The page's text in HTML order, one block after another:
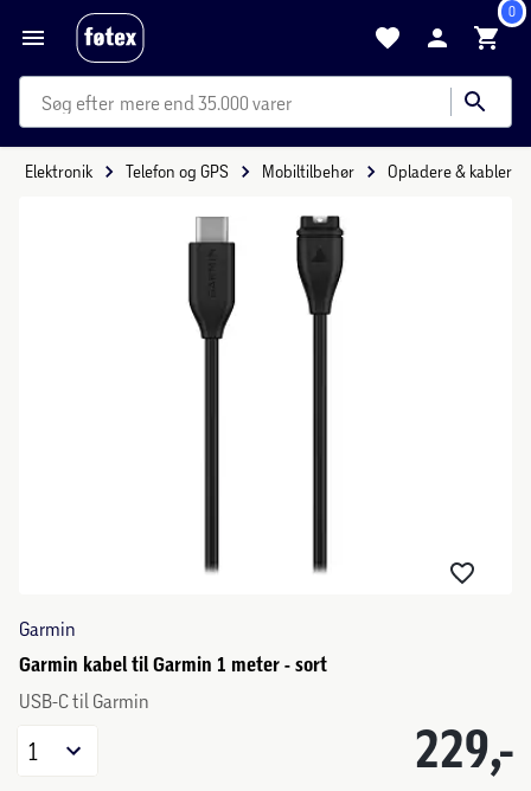
0
mere end 35.000 varer
Elektronik Telefon og GPS Mobiltilbehør Opladere & kabler
Garmin
Garmin kabel til Garmin 1 meter - sort
USB-C til Garmin
229,-
1